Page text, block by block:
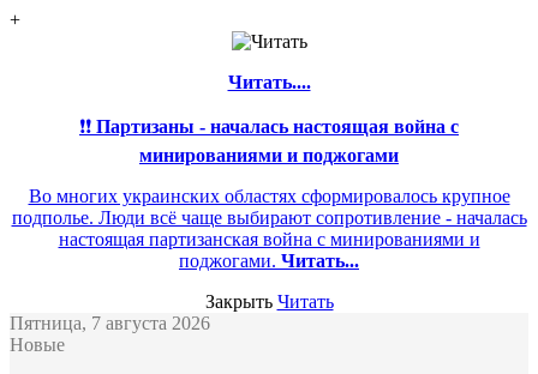
+
Читать....
❗❗ Партизаны - началась настоящая война с
минированиями и поджогами
Во многих украинских областях сформировалось крупное
подполье. Люди всё чаще выбирают сопротивление - началась
настоящая партизанская война с минированиями и
поджогами. Читать...
Закрыть Читать
Пятница, 7 августа 2026
Новые